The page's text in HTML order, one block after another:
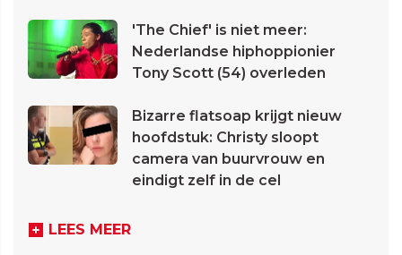
'The Chief' is niet meer:
Nederlandse hiphoppionier
Tony Scott (54) overleden
Bizarre flatsoap krijgt nieuw
hoofdstuk: Christy sloopt
camera van buurvrouw en
eindigt zelf in de cel
LEES MEER